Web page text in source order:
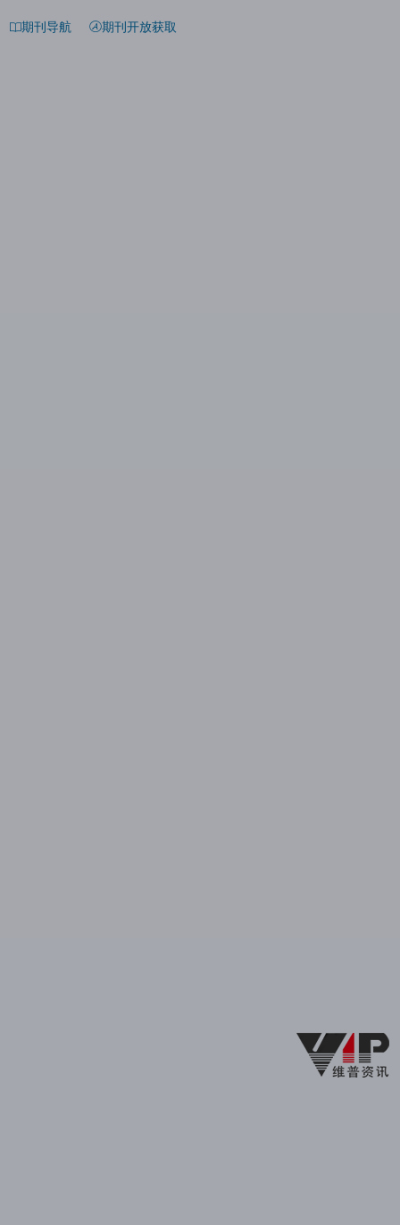
期刊导航 期刊开放获取